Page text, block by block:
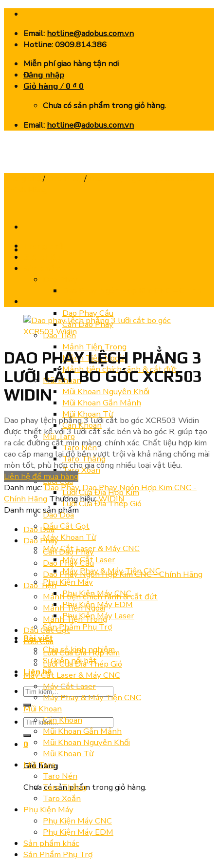
Skip
contentEmail: hotline@adobus.com.vn
Hotline:0909.814.386
Miễn phí giao hàng tận nơi
Đăng nhập
Giỏ hàng / 0 ₫ 0
Chưa có sản phẩm trong giỏ hàng.
Email: hotline@adobus.com.vn
Dao Phay Cầu
Cán Dao Phay
Dao Tiện
Mảnh Tiện Trong
Mảnh Tiện Ngoài
Mảnh tiện chích rãnh & cắt đứt
Mũi Khoan
Mũi Khoan Nguyên Khối
Mũi Khoan Gắn Mảnh
Mũi Khoan Từ
Cán Khoan
Mũi Taro
Taro Nén
Taro Thẳng
Taro Xoắn
Lưỡi Cưa
Lưỡi Cưa Đĩa Hợp Kim
Lưỡi Cưa Đĩa Thép Gió
Dao Doa
Dầu Cắt Gọt
Máy Khoan Từ
Máy Cắt Laser & Máy CNC
Máy Cắt Laser
Máy Phay & Máy Tiện CNC
Phụ Kiện Máy
Phụ Kiện Máy CNC
Phụ Kiện Máy EDM
Phụ Kiện Máy Laser
Sản Phẩm Phụ Trợ
Bài viết
Chia sẻ kinh nghiệm
Sự kiện nổi bật
Liên hệ
Tìm
kiếm:
Tìm
kiếm:
0
Giỏ hàng
Chưa có sản phẩm trong giỏ hàng.
/ /
DAO PHAY LỆCH PHẲNG 3
LƯỠI CẮT BO GÓC XCR503
WIDIN
Dao phay lệch phẳng 3 lưỡi cắt bo góc XCR503 Widin
được thiết kế với 3 lưỡi cắt sắc bén và bo góc R, giúp tạo
ra các đường cắt mịn màng, chính xác. Chất liệu hợp kim
cao cấp mang lại độ bền vượt trội và khả năng chống mài
mòn tốt, phù hợp cho gia công nhiều loại vật liệu.
Liên hệ để mua hàng
Danh mục:Dao Phay,Dao Phay Ngón Hợp Kim CNC -
Chính Hãng Thương hiệu:WIDIN
Danh mục sản phẩm
Dao Doa
Dao Phay
Cán Dao Phay
Dao Phay Cầu
Dao Phay Ngón Hợp Kim CNC - Chính Hãng
Dao Tiện
Mảnh tiện chích rãnh & cắt đứt
Mảnh Tiện Ngoài
Mảnh Tiện Trong
Dầu Cắt Gọt
Lưỡi Cưa
Lưỡi Cưa Đĩa Hợp Kim
Lưỡi Cưa Đĩa Thép Gió
Máy Cắt Laser & Máy CNC
Máy Cắt Laser
Máy Phay & Máy Tiện CNC
Mũi Khoan
Cán Khoan
Mũi Khoan Gắn Mảnh
Mũi Khoan Nguyên Khối
Mũi Khoan Từ
Mũi Taro
Taro Nén
Taro Thẳng
Taro Xoắn
Phụ Kiện Máy
Phụ Kiện Máy CNC
Phụ Kiện Máy EDM
Sản phẩm khác
Sản Phẩm Phụ Trợ